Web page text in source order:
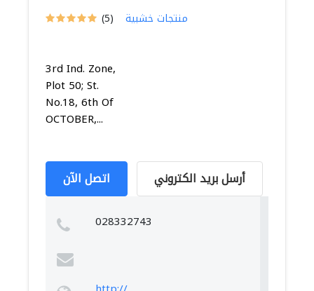
(5) منتجات خشبية
3rd Ind. Zone,
Plot 50; St.
No.18, 6th Of
OCTOBER,...
اتصل الآن أرسل بريد الكتروني
028332743